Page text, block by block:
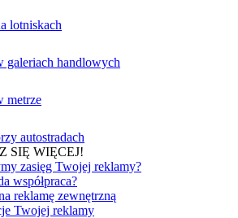
lotniskach
galeriach handlowych
metrze
autostradach
SIĘ WIĘCEJ!
zasięg Twojej reklamy?
współpraca?
reklamę zewnętrzną
Twojej reklamy